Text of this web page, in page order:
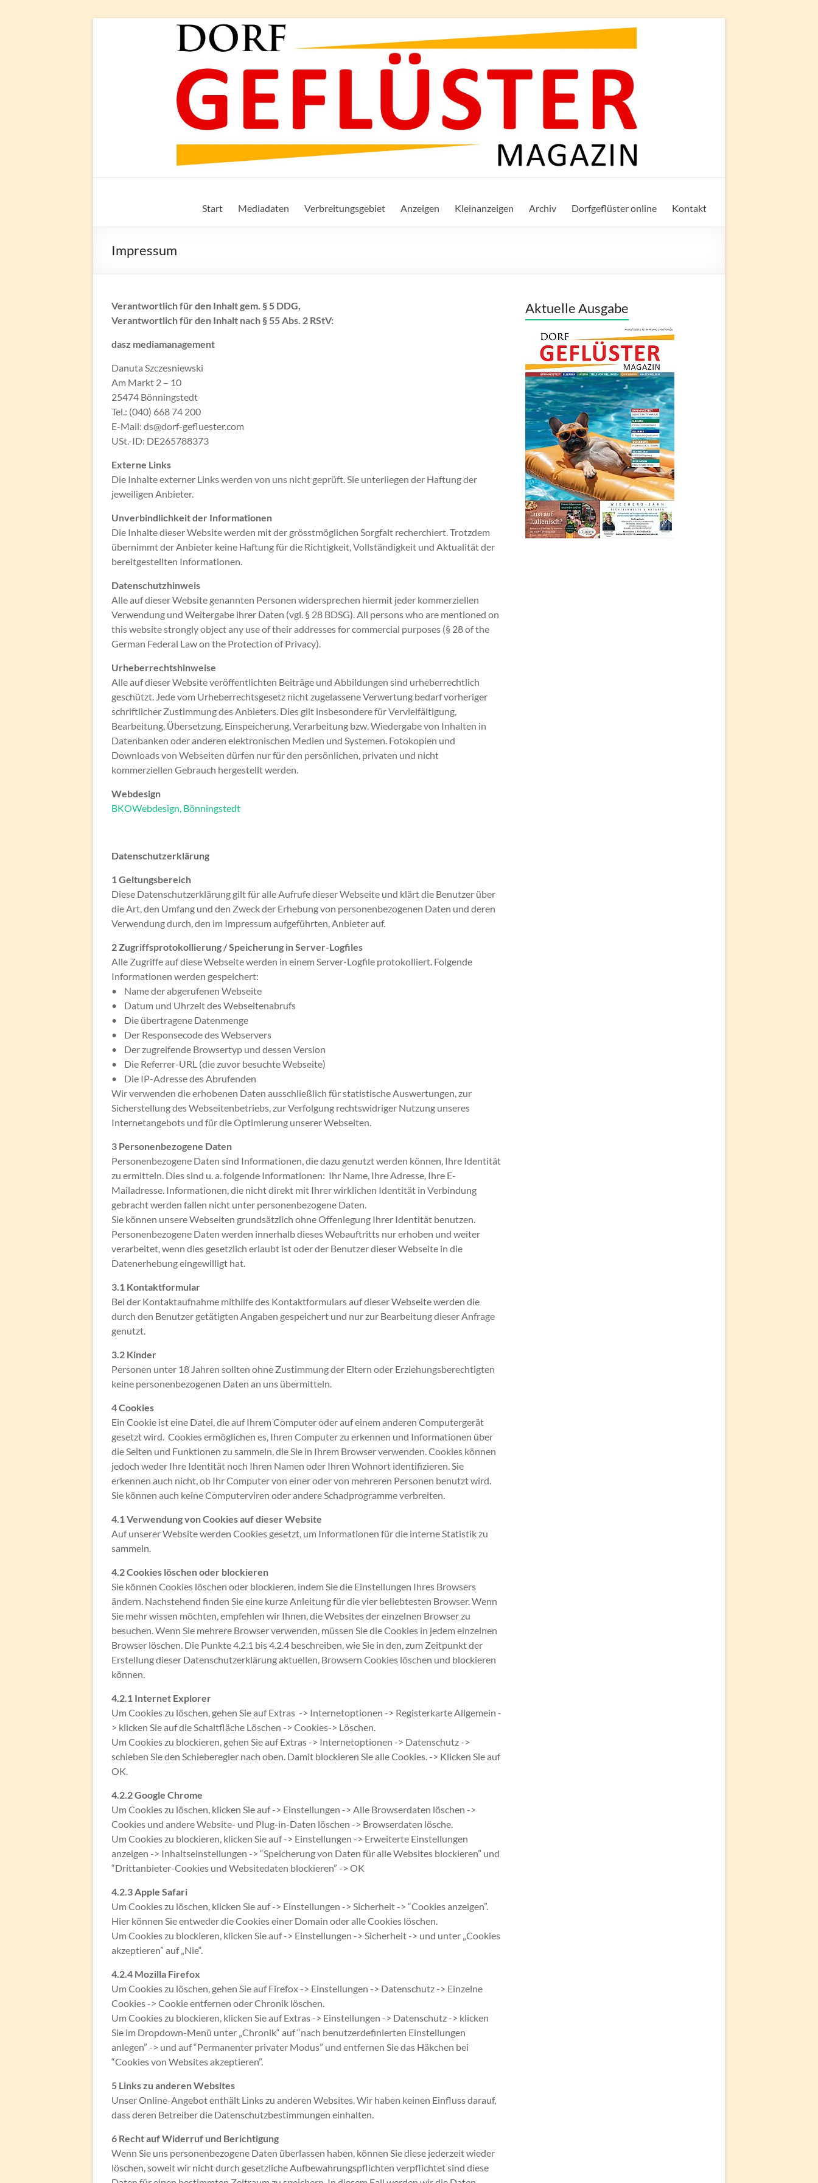
Bönningstedt
Start Mediadaten Verbreitungsgebiet Anzeigen Kleinanzeigen Archiv Dorfgeflüster online Kontakt
Impressum
Verantwortlich für den Inhalt gem. § 5 DDG,
Verantwortlich für den Inhalt nach § 55 Abs. 2 RStV:
dasz mediamanagement
Danuta Szczesniewski
Am Markt 2 – 10
25474 Bönningstedt
Tel.: (040) 668 74 200
E-Mail: ds@dorf-gefluester.com
USt.-ID: DE265788373
Externe Links
Die Inhalte externer Links werden von uns nicht geprüft. Sie unterliegen der Haftung der
jeweiligen Anbieter.
Unverbindlichkeit der Informationen
Die Inhalte dieser Website werden mit der grösstmöglichen Sorgfalt recherchiert. Trotzdem
übernimmt der Anbieter keine Haftung für die Richtigkeit, Vollständigkeit und Aktualität der
bereitgestellten Informationen.
Datenschutzhinweis
Alle auf dieser Website genannten Personen widersprechen hiermit jeder kommerziellen
Verwendung und Weitergabe ihrer Daten (vgl. § 28 BDSG). All persons who are mentioned on
this website strongly object any use of their addresses for commercial purposes (§ 28 of the
German Federal Law on the Protection of Privacy).
Urheberrechtshinweise
Alle auf dieser Website veröffentlichten Beiträge und Abbildungen sind urheberrechtlich
geschützt. Jede vom Urheberrechtsgesetz nicht zugelassene Verwertung bedarf vorheriger
schriftlicher Zustimmung des Anbieters. Dies gilt insbesondere für Vervielfältigung,
Bearbeitung, Übersetzung, Einspeicherung, Verarbeitung bzw. Wiedergabe von Inhalten in
Datenbanken oder anderen elektronischen Medien und Systemen. Fotokopien und
Downloads von Webseiten dürfen nur für den persönlichen, privaten und nicht
kommerziellen Gebrauch hergestellt werden.
Webdesign
BKOWebdesign, Bönningstedt
Datenschutzerklärung
1 Geltungsbereich
Diese Datenschutzerklärung gilt für alle Aufrufe dieser Webseite und klärt die Benutzer über
die Art, den Umfang und den Zweck der Erhebung von personenbezogenen Daten und deren
Verwendung durch, den im Impressum aufgeführten, Anbieter auf.
2 Zugriffsprotokollierung / Speicherung in Server-Logfiles
Alle Zugriffe auf diese Webseite werden in einem Server-Logfile protokolliert. Folgende
Informationen werden gespeichert:
• Name der abgerufenen Webseite
• Datum und Uhrzeit des Webseitenabrufs
• Die übertragene Datenmenge
• Der Responsecode des Webservers
• Der zugreifende Browsertyp und dessen Version
• Die Referrer-URL (die zuvor besuchte Webseite)
• Die IP-Adresse des Abrufenden
Wir verwenden die erhobenen Daten ausschließlich für statistische Auswertungen, zur
Sicherstellung des Webseitenbetriebs, zur Verfolgung rechtswidriger Nutzung unseres
Internetangebots und für die Optimierung unserer Webseiten.
3 Personenbezogene Daten
Personenbezogene Daten sind Informationen, die dazu genutzt werden können, Ihre Identität
zu ermitteln. Dies sind u. a. folgende Informationen: Ihr Name, Ihre Adresse, Ihre E-
Mailadresse. Informationen, die nicht direkt mit Ihrer wirklichen Identität in Verbindung
gebracht werden fallen nicht unter personenbezogene Daten.
Sie können unsere Webseiten grundsätzlich ohne Offenlegung Ihrer Identität benutzen.
Personenbezogene Daten werden innerhalb dieses Webauftritts nur erhoben und weiter
verarbeitet, wenn dies gesetzlich erlaubt ist oder der Benutzer dieser Webseite in die
Datenerhebung eingewilligt hat.
3.1 Kontaktformular
Bei der Kontaktaufnahme mithilfe des Kontaktformulars auf dieser Webseite werden die
durch den Benutzer getätigten Angaben gespeichert und nur zur Bearbeitung dieser Anfrage
genutzt.
3.2 Kinder
Personen unter 18 Jahren sollten ohne Zustimmung der Eltern oder Erziehungsberechtigten
keine personenbezogenen Daten an uns übermitteln.
4 Cookies
Ein Cookie ist eine Datei, die auf Ihrem Computer oder auf einem anderen Computergerät
gesetzt wird. Cookies ermöglichen es, Ihren Computer zu erkennen und Informationen über
die Seiten und Funktionen zu sammeln, die Sie in Ihrem Browser verwenden. Cookies können
jedoch weder Ihre Identität noch Ihren Namen oder Ihren Wohnort identifizieren. Sie
erkennen auch nicht, ob Ihr Computer von einer oder von mehreren Personen benutzt wird.
Sie können auch keine Computerviren oder andere Schadprogramme verbreiten.
4.1 Verwendung von Cookies auf dieser Website
Auf unserer Website werden Cookies gesetzt, um Informationen für die interne Statistik zu
sammeln.
4.2 Cookies löschen oder blockieren
Sie können Cookies löschen oder blockieren, indem Sie die Einstellungen Ihres Browsers
ändern. Nachstehend finden Sie eine kurze Anleitung für die vier beliebtesten Browser. Wenn
Sie mehr wissen möchten, empfehlen wir Ihnen, die Websites der einzelnen Browser zu
besuchen. Wenn Sie mehrere Browser verwenden, müssen Sie die Cookies in jedem einzelnen
Browser löschen. Die Punkte 4.2.1 bis 4.2.4 beschreiben, wie Sie in den, zum Zeitpunkt der
Erstellung dieser Datenschutzerklärung aktuellen, Browsern Cookies löschen und blockieren
können.
4.2.1 Internet Explorer
Um Cookies zu löschen, gehen Sie auf Extras -> Internetoptionen -> Registerkarte Allgemein -
> klicken Sie auf die Schaltfläche Löschen -> Cookies-> Löschen.
Um Cookies zu blockieren, gehen Sie auf Extras -> Internetoptionen -> Datenschutz ->
schieben Sie den Schieberegler nach oben. Damit blockieren Sie alle Cookies. -> Klicken Sie auf
OK.
4.2.2 Google Chrome
Um Cookies zu löschen, klicken Sie auf -> Einstellungen -> Alle Browserdaten löschen ->
Cookies und andere Website- und Plug-in-Daten löschen -> Browserdaten lösche.
Um Cookies zu blockieren, klicken Sie auf -> Einstellungen -> Erweiterte Einstellungen
anzeigen -> Inhaltseinstellungen -> “Speicherung von Daten für alle Websites blockieren” und
“Drittanbieter-Cookies und Websitedaten blockieren” -> OK
4.2.3 Apple Safari
Um Cookies zu löschen, klicken Sie auf -> Einstellungen -> Sicherheit -> “Cookies anzeigen”.
Hier können Sie entweder die Cookies einer Domain oder alle Cookies löschen.
Um Cookies zu blockieren, klicken Sie auf -> Einstellungen -> Sicherheit -> und unter „Cookies
akzeptieren” auf „Nie“.
4.2.4 Mozilla Firefox
Um Cookies zu löschen, gehen Sie auf Firefox -> Einstellungen -> Datenschutz -> Einzelne
Cookies -> Cookie entfernen oder Chronik löschen.
Um Cookies zu blockieren, klicken Sie auf Extras -> Einstellungen -> Datenschutz -> klicken
Sie im Dropdown-Menü unter „Chronik“ auf “nach benutzerdefinierten Einstellungen
anlegen” -> und auf “Permanenter privater Modus” und entfernen Sie das Häkchen bei
“Cookies von Websites akzeptieren”.
5 Links zu anderen Websites
Unser Online-Angebot enthält Links zu anderen Websites. Wir haben keinen Einfluss darauf,
dass deren Betreiber die Datenschutzbestimmungen einhalten.
6 Recht auf Widerruf und Berichtigung
Wenn Sie uns personenbezogene Daten überlassen haben, können Sie diese jederzeit wieder
löschen, soweit wir nicht durch gesetzliche Aufbewahrungspflichten verpflichtet sind diese
Aktuelle Ausgabe